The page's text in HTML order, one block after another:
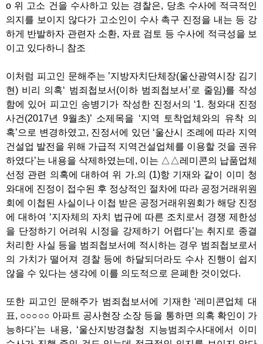
o 위 고소 건을 수사하고 있는 경찰은, 당초 수사에 적극적인
의지를 보이지 않다가 고소인이 수사 촉구 진정을 내는 등 강
하게 반발하자 관련자 소환, 자료 검토 등 수사에 적극성을 보
이고 있다하니 참조
이처럼 피고인 문해주는 ’지방자치단체장(울산광역시장 김기
현) 비리 의혹‘ 범죄첩보서(이하 범죄첩보서’로 줄임)를 작성
함에 있어 피고인 송병기가 작성한 진정서의 ‘1. 청와대 진정
사건(2017년 9월초)’ 소제목을 ‘지역 토착업체와의 유착 의
혹’으로 변경하였고, 진정서에 있던 ‘울산시 조례에 따라 지역
건설업 발전을 위해 가급적 지역건설업체를 이용할 것을 권유
하였다’는 내용을 삭제하였는데, 이는 △△레미콘의 납품업체
선정 관련 의혹에 대하여 위 가.의 (1)항 기재와 같이 이미 청
와대에 진정이 접수된 후 정상적인 절차에 따라 공정거래위원
회에 이첩된 사실이나 이첩 받은 공정거래위원회가 해당 진정
에 대하여 ‘지자체의 자치 법규에 따른 조치로서 경쟁 제한성
을 단정하기 어려워 시정을 강제하기 어렵다’는 취지로 종결
처리한 사실 등을 범죄첩보서예 적시하는 경우 범죄첩보로서
의 가치가 떨어져 경찰 등에 하달되더라도 수사 진행이 쉽지
않을 수 있다는 생각에 이를 의도적으로 은폐한 것이었다.
또한 피고인 문해주가 범죄첩보서에 기재한 ‘레미콘업체 대
표, ○○○○○ 아파트 공사현장 소장 등을 통하면 의혹 확인이 가
능하다’는 내용, ‘울산지방경찰청 지능범죄수사대에서 이미